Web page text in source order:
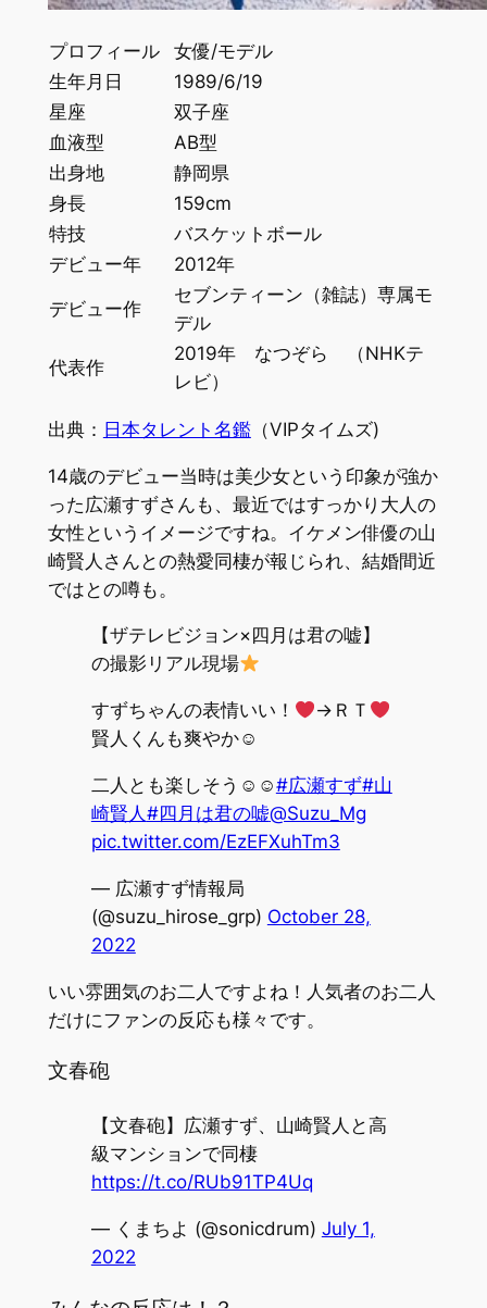
プロフィール
女優/モデル
生年月日
1989/6/19
星座
双子座
血液型
AB型
出身地
静岡県
身長
159cm
特技
バスケットボール
デビュー年
2012年
デビュー作
セブンティーン（雑誌）専属モ
デル
代表作
2019年 なつぞら （NHKテ
レビ）
出典： 日本タレント名鑑（VIPタイムズ)
14歳のデビュー当時は美少女という印象が強か
った広瀬すずさんも、最近ではすっかり大人の
女性というイメージですね。イケメン俳優の山
崎賢人さんとの熱愛同棲が報じられ、結婚間近
ではとの噂も。
【ザテレビジョン×四月は君の嘘】
の撮影リアル現場
すずちゃんの表情いい！
→ＲＴ
賢人くんも爽やか☺
二人とも楽しそう☺☺#広瀬すず#山
崎賢人#四月は君の嘘@Suzu_Mg
pic.twitter.com/EzEFXuhTm3
— 広瀬すず情報局
(@suzu_hirose_grp) October 28,
2022
いい雰囲気のお二人ですよね！人気者のお二人
だけにファンの反応も様々です。
文春砲
【文春砲】広瀬すず、山崎賢人と高
級マンションで同棲
https://t.co/RUb91TP4Uq
— くまちよ (@sonicdrum) July 1,
2022